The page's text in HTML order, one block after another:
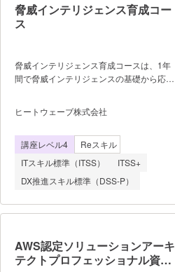
ズムとデータ構造の理解 ・データベー
ス設計およびSQLによるデータ操作 ・
ケーション開発 演習では、フォー
ム入力、セッション管理、データベース連
携などを含むWebアプリケーションを開発
します。また、Git／GitHubを活用したバ
実務における開発体制への理解を深めま
す。 最後に、応用情報技術者試験
の出題分野を意識した総合演習を行い、ア
ルゴリズムやシステム設計、開発工程など
脅威インテリジェンス育成コー
ス
脅威インテリジェンス育成コースは、1年
間で脅威インテリジェンスの基礎から応
活躍できる“即戦力アナリスト”を育成する
プログラムです。 ランサムウェア、
ー攻撃――。サイバー攻撃が「起きてか
ら」対応するだけでは守りきれない時代に
なりました。 本コースでは、OSINTと
有償TIツール、AIを組み合わせて、攻撃
ます。 ■カリキュラム概要
識篇（1〜3ヶ月） ・インテリジェン
ス基礎（HUMINT / SIGINT /
OSINT） ・脅威分析フレームワーク
ヒートウェーブ株式会社
講座レベル4
Reスキル
ITスキル標準（ITSS）
ITSS+
DX推進スキル標準（DSS-P）
AWS認定ソリューションアーキ
テクトプロフェッショナル資格